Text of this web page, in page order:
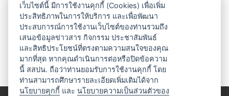
เว็บไซต์นี้ มีการใช้งานคุกกี้ (Cookies) เพื่อเพิ่ม
ประสิทธิภาพในการให้บริการ และเพื่อพัฒนา
ประสบการณ์การใช้งานเว็บไซต์ของท่านรวมถึง
เสนอข้อมูลข่าวสาร กิจกรรม ประชาสัมพันธ์
และสิทธิประโยชน์ที่ตรงตามความสนใจของคุณ
มากที่สุด หากคุณดำเนินการต่อหรือปิดข้อความ
นี้ สสปน. ถือว่าท่านยอมรับการใช้งานคุกกี้ โดย
ท่านสามารถศึกษารายละเอียดเพิ่มเติมได้จาก
นโยบายคุกกี้ และนโยบายความเป็นส่วนตัวของ